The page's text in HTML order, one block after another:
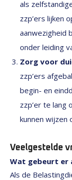
als
zzp’ers lijken
aanwezigheid
onder leiding
Zorg voor
zzp’ers
begin- en
zzp’er te lang
kunnen wijzen
Veelgestelde
Wat gebeurt er
Als de